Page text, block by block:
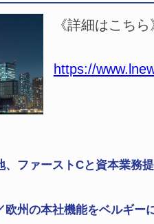
《詳細はこちら
https://
、ファーストCと資本業務
欧州の本社機能をベルギー